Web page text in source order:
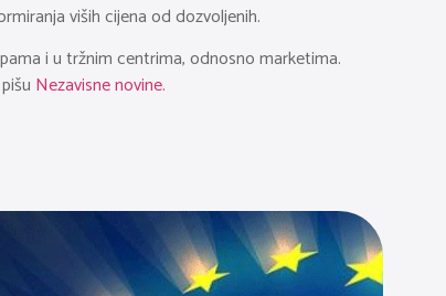
viših cijena od dozvoljenih.
i u tržnim centrima, odnosno marketima.
Nezavisne novine.